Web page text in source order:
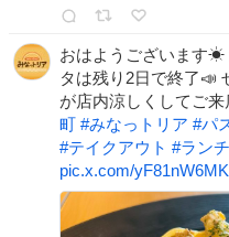
おはようございます☀
タは残り2日で終了📣
が店内涼しくしてご
町 #みなっトリア #パ
#テイクアウト #ラン
pic.x.com/